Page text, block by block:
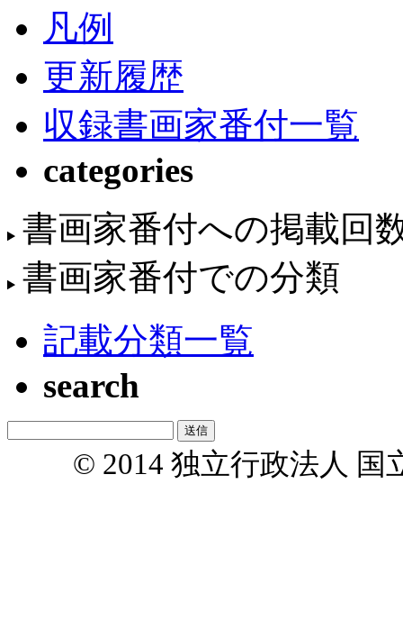
凡例
更新履歴
収録書画家番付一覧
categories
書画家番付への掲載回
書画家番付での分類
記載分類一覧
search
© 2014 独立行政法人 国